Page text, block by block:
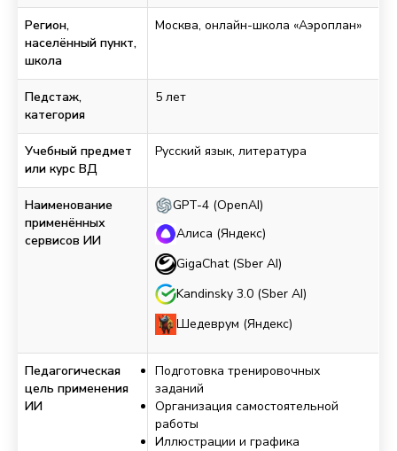
Регион,
населённый пункт,
школа
Москва, онлайн-школа «Аэроплан»
Педстаж,
категория
5 лет
Учебный предмет
или курс ВД
Русский язык, литература
Наименование
применённых
сервисов ИИ
GPT-4 (OpenAI)
Алиса (Яндекс)
GigaChat (Sber AI)
Kandinsky 3.0 (Sber AI)
Шедеврум (Яндекс)
Педагогическая
цель применения
ИИ
Подготовка тренировочных
заданий
Организация самостоятельной
работы
Иллюстрации и графика